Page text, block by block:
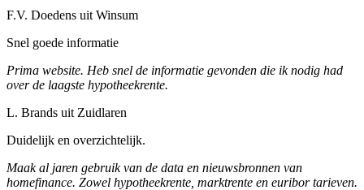
F.V. Doedens uit Winsum
Snel goede informatie
Prima website. Heb snel de informatie gevonden die ik nodig had
over de laagste hypotheekrente.
L. Brands uit Zuidlaren
Duidelijk en overzichtelijk.
Maak al jaren gebruik van de data en nieuwsbronnen van
homefinance. Zowel hypotheekrente, marktrente en euribor tarieven.